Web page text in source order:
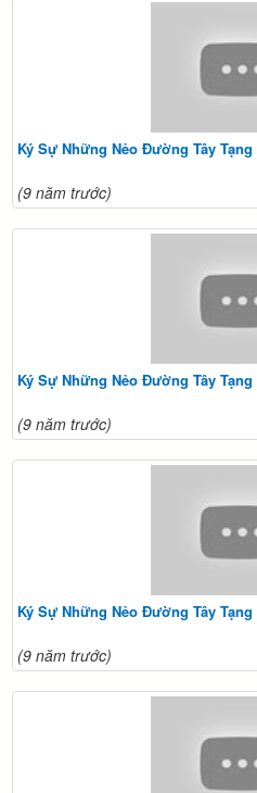
Ký Sự Những Nẻo Đường Tây Tạng
(9 năm trước)
Ký Sự Những Nẻo Đường Tây Tạng
(9 năm trước)
Ký Sự Những Nẻo Đường Tây Tạng
(9 năm trước)